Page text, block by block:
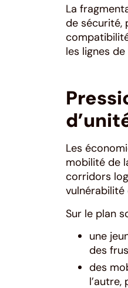
La
de sécurité,
les lignes
Les
mobilité de
corridors
vulnérabilité
Sur le plan
une
des
des